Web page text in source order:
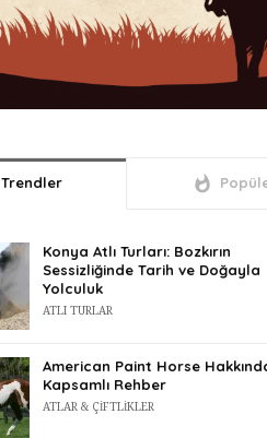
Trendler whatshot
Konya Atlı Turları: Bozkırın
Sessizliğinde Tarih ve Doğayla
Yolculuk
ATLI TURLAR
American Paint Horse
Kapsamlı Rehber
ATLAR & ÇIFTLIKLER